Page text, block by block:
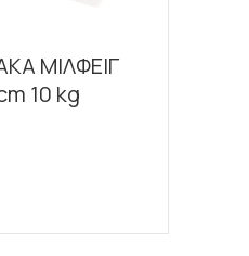
ΜΙΛΦΕΙΓ
10 kg